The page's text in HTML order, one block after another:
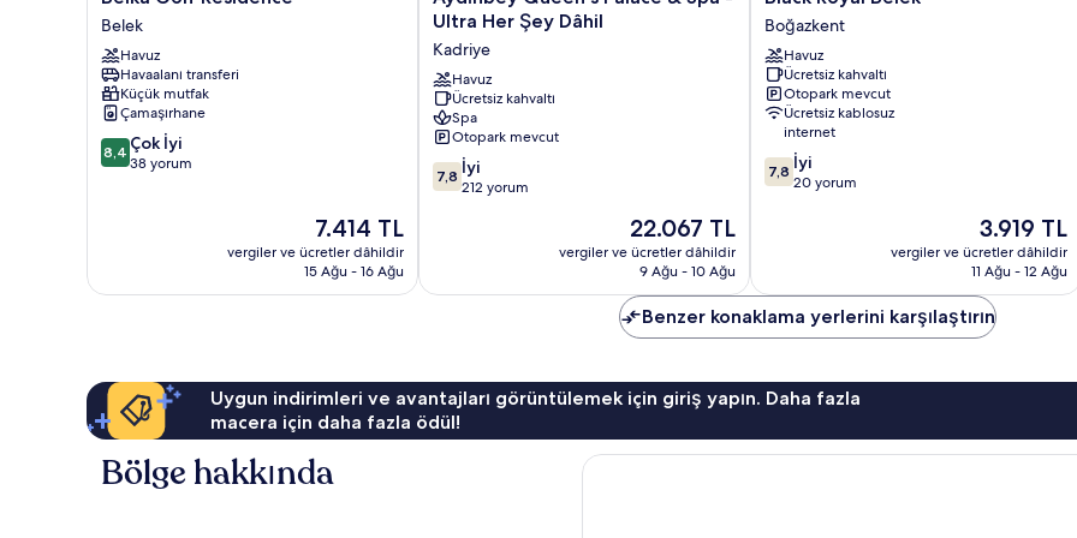
Golf
Residence
Belek
Belek
Havuz
Havaalanı transferi
Küçük mutfak
Çamaşırhane
10
üzerinden
8,4 Çok İyi
38 yorum
Güncel
fiyat:
7.414 TL
7.414 TL
vergiler ve ücretler dâhildir
15 Ağu - 16 Ağu
Queen's
&
Spa
-
Ultra
Her
Şey
Dâhil
Ultra Her Şey Dâhil
Kadriye
Havuz
Ücretsiz kahvaltı
Spa
Otopark mevcut
10
üzerinden
7,8 İyi
212 yorum
Güncel
fiyat:
22.067 TL
22.067 TL
vergiler ve ücretler dâhildir
9 Ağu - 10 Ağu
Royal
Belek
Boğazkent
Boğazkent
Havuz
Ücretsiz kahvaltı
Otopark mevcut
Ücretsiz kablosuz
internet
10
üzerinden
7,8 İyi
20 yorum
Güncel
fiyat:
3.919 TL
3.919 TL
vergiler ve ücretler dâhildir
11 Ağu - 12 Ağu
Benzer konaklama yerlerini karşılaştırın
Uygun indirimleri ve avantajları görüntülemek için giriş yapın. Daha fazla
macera için daha fazla ödül!
Bölge hakkında